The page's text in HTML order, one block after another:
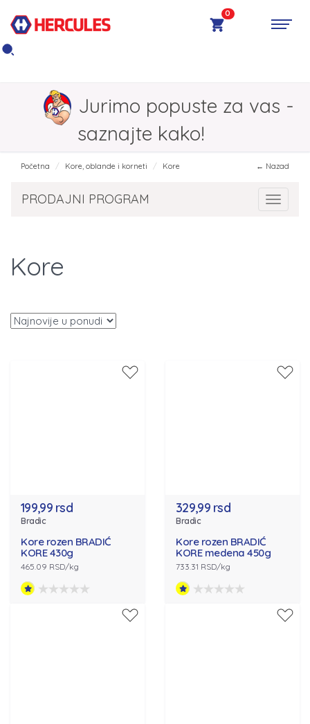
0
Jurimo popuste za vas -
saznajte kako!
Početna Kore, oblande i korneti Kore ← Nazad
Toggle
PRODAJNI PROGRAM
Kore
199,99 rsd
Bradic
Kore rozen BRADIĆ
KORE 430g
465.09 RSD/kg
329,99 rsd
Bradic
Kore rozen BRADIĆ
KORE medena 450g
733.31 RSD/kg